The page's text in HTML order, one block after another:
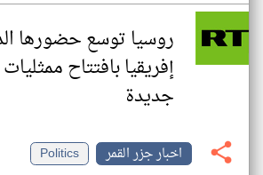
روسيا توسع حضورها
جديدة
اخبار جزر القمر
Politics